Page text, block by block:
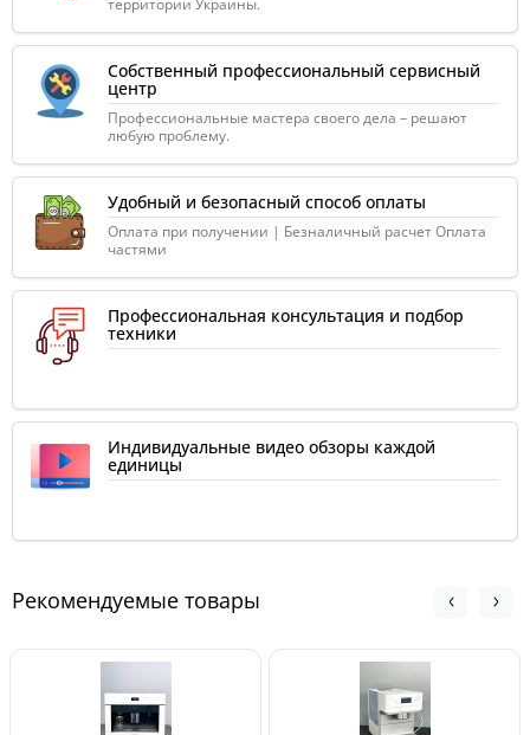
Собственный профессиональный сервисный
центр
Профессиональные мастера своего дела – решают
любую проблему.
Удобный и безопасный способ оплаты
Оплата при получении | Безналичный расчет Оплата
частями
Профессиональная консультация и подбор
техники
Индивидуальные видео обзоры каждой
единицы
Рекомендуемые товары